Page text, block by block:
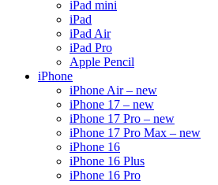
iPad mini
iPad
iPad Air
iPad Pro
Apple Pencil
iPhone
iPhone Air – new
iPhone 17 – new
iPhone 17 Pro – new
iPhone 17 Pro Max – new
iPhone 16
iPhone 16 Plus
iPhone 16 Pro